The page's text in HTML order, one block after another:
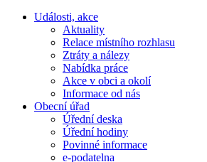
Události, akce
Aktuality
Relace místního rozhlasu
Ztráty a nálezy
Nabídka práce
Akce v obci a okolí
Informace od nás
Obecní úřad
Úřední deska
Úřední hodiny
Povinné informace
e-podatelna